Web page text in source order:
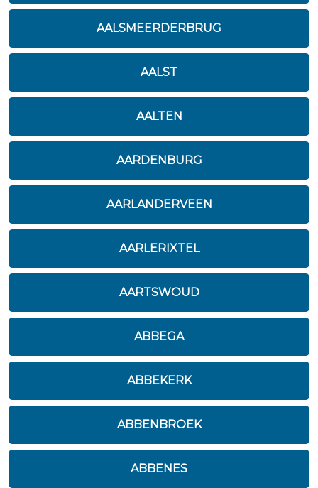
AALSMEERDERBRUG
AALST
AALTEN
AARDENBURG
AARLANDERVEEN
AARLERIXTEL
AARTSWOUD
ABBEGA
ABBEKERK
ABBENBROEK
ABBENES